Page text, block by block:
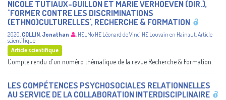
NICOLE TUTIAUX-GUILLON ET MARIE VERHOEVEN (DIR.),
"FORMER CONTRE LES DISCRIMINATIONS
(ETHNO)CULTURELLES", RECHERCHE & FORMATION
2020 COLLIN, Jonathan , HELMo HE Léonard de Vinci HE Louvain en Hainaut Article
scientifique
Article scientifique
Compte rendu d'un numéro thématique de la revue Recherche & Formation.
LES COMPÉTENCES PSYCHOSOCIALES RELATIONNELLES
AU SERVICE DE LA COLLABORATION INTERDISCIPLINAIRE